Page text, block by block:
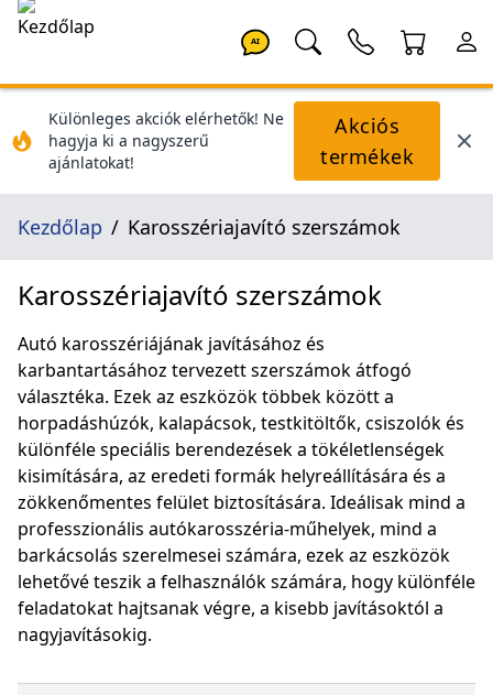
AI
Különleges akciók elérhetők! Ne
hagyja ki a nagyszerű
ajánlatokat!
Akciós
termékek
Kezdőlap Karosszériajavító szerszámok
Karosszériajavító szerszámok
Autó karosszériájának javításához és
karbantartásához tervezett szerszámok átfogó
választéka. Ezek az eszközök többek között a
horpadáshúzók, kalapácsok, testkitöltők, csiszolók és
különféle speciális berendezések a tökéletlenségek
kisimítására, az eredeti formák helyreállítására és a
zökkenőmentes felület biztosítására. Ideálisak mind a
professzionális autókarosszéria-műhelyek, mind a
barkácsolás szerelmesei számára, ezek az eszközök
lehetővé teszik a felhasználók számára, hogy különféle
feladatokat hajtsanak végre, a kisebb javításoktól a
nagyjavításokig.